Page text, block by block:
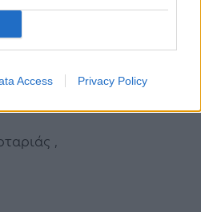
Access Privacy Policy
,